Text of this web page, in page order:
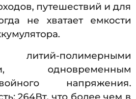
путешествий и для
не хватает емкости
полимерными
одновременным
напряжения.